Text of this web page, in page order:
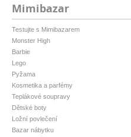
Mimibazar
Testujte s Mimibazarem
Monster High
Barbie
Lego
Pyžama
Kosmetika a parfémy
Teplákové soupravy
Dětské boty
Ložní povlečení
Bazar nábytku